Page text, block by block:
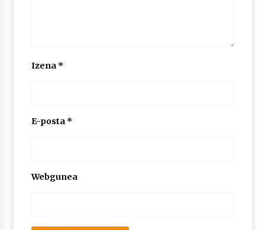
Izena *
E-posta *
Webgunea